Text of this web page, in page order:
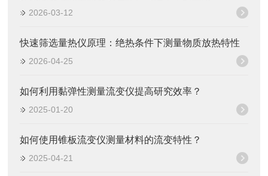
2026-03-12
快速筛选量热仪原理：绝热条件下测量物质放热特性
2026-04-25
如何利用黏弹性测量流变仪提高研究效率？
2025-01-20
如何使用锥板流变仪测量材料的流变特性？
2025-04-21